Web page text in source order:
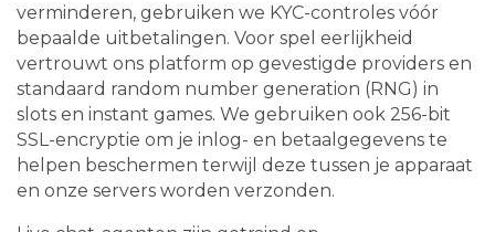
verminderen, gebruiken we KYC-controles vóór
bepaalde uitbetalingen. Voor spel eerlijkheid
vertrouwt ons platform op gevestigde providers en
standaard random number generation (RNG) in
slots en instant games. We gebruiken ook 256-bit
SSL-encryptie om je inlog- en betaalgegevens te
helpen beschermen terwijl deze tussen je apparaat
en onze servers worden verzonden.